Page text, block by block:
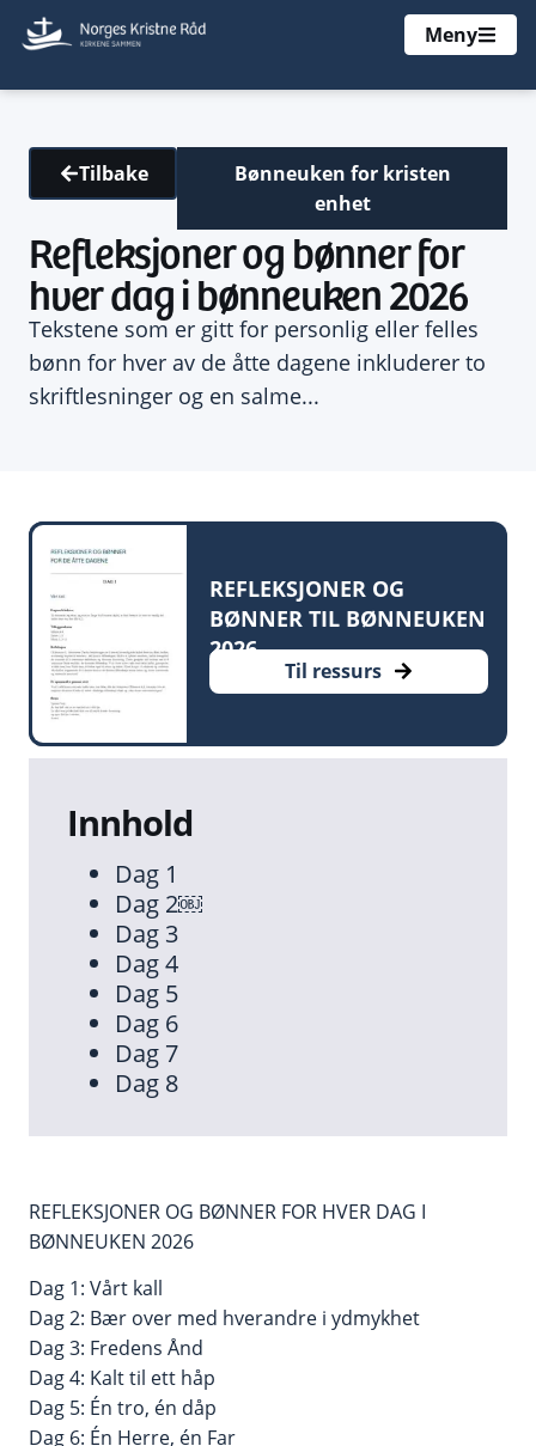
Meny
Tilbake
Bønneuken for kristen
enhet
Refleksjoner og bønner for
hver dag i bønneuken 2026
Tekstene som er gitt for personlig eller felles
bønn for hver av de åtte dagene inkluderer to
skriftlesninger og en salme...
REFLEKSJONER OG
BØNNER TIL BØNNEUKEN
2026
Til ressurs
Innhold
Dag 1
Dag 2￼
Dag 3
Dag 4
Dag 5
Dag 6
Dag 7
Dag 8
REFLEKSJONER OG BØNNER FOR HVER DAG I
BØNNEUKEN 2026
Dag 1: Vårt kall
Dag 2: Bær over med hverandre i ydmykhet
Dag 3: Fredens Ånd
Dag 4: Kalt til ett håp
Dag 5: Én tro, én dåp
Dag 6: Én Herre, én Far